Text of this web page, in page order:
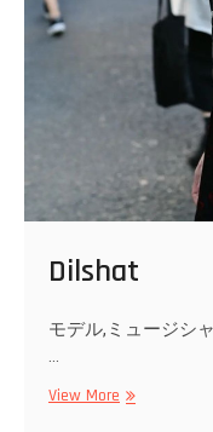
Dilshat
モデル,ミュージシ
…
View More Dilshat